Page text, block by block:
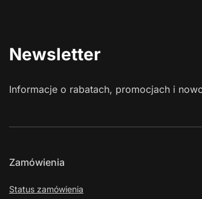
Newsletter
Informacje o rabatach, promocjach i
Zamówienia
Status zamówienia